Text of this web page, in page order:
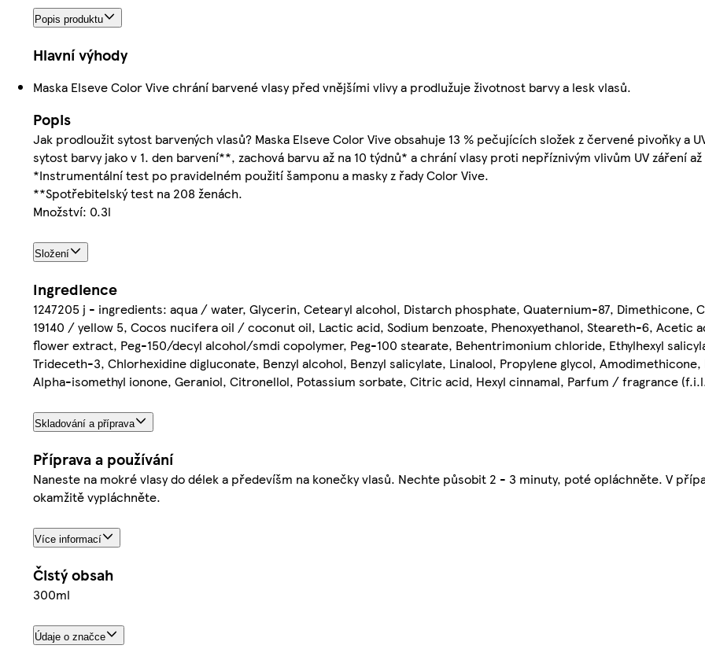
Popis produktu
Hlavní výhody
Maska Elseve Color Vive chrání barvené vlasy před vnějšími vlivy a prodlužuje životnost barvy a lesk vlasů.
Popis
Jak prodloužit sytost barvených vlasů? Maska Elseve Color Vive obsahuje 13 % pečujících složek z červené pivoňky a
sytost barvy jako v 1. den barvení**, zachová barvu až na 10 týdnů* a chrání vlasy proti nepříznivým vlivům UV záření
*Instrumentální test po pravidelném použití šamponu a masky z řady Color Vive.
**Spotřebitelský test na 208 ženách.
Množství: 0.3l
Složení
Ingredience
1247205 j - ingredients: aqua / water, Glycerin, Cetearyl alcohol, Distarch phosphate, Quaternium-87, Dimethicone,
19140 / yellow 5, Cocos nucifera oil / coconut oil, Lactic acid, Sodium benzoate, Phenoxyethanol, Steareth-6, Acetic
flower extract, Peg-150/decyl alcohol/smdi copolymer, Peg-100 stearate, Behentrimonium chloride, Ethylhexyl
Trideceth-3, Chlorhexidine digluconate, Benzyl alcohol, Benzyl salicylate, Linalool, Propylene glycol,
Alpha-isomethyl ionone, Geraniol, Citronellol, Potassium sorbate, Citric acid, Hexyl cinnamal, Parfum / fragrance
Skladování a příprava
Příprava a používání
Naneste na mokré vlasy do délek a předevíšm na konečky vlasů. Nechte působit 2 - 3 minuty, poté opláchněte. V
okamžitě vypláchněte.
Více informací
Čistý obsah
300ml
Údaje o značce